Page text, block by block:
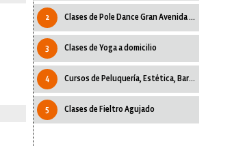
2 Clases de Pole Dance Gran Avenida LoOvalle
3 Clases de Yoga a domicilio
4 Cursos de Peluquería, Estética, Barberia
5 Clases de Fieltro Agujado